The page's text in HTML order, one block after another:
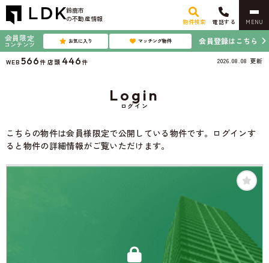
鈴鹿市
の不動産情報
物件検索 電話する MENU
会員限定
コンテンツ お気に入り マッチング物件 会員登録はこちら
WEB 566件 店頭 446件 2026.08.08 更新
ログイン
Login
こちらの物件は会員様限定で公開している物件です。ログインす
ると物件の詳細情報がご覧いただけます。